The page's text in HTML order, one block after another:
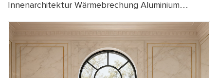
Innenarchitektur Wärmebrechung Aluminium
Drehen Sie Das Casement Fenster